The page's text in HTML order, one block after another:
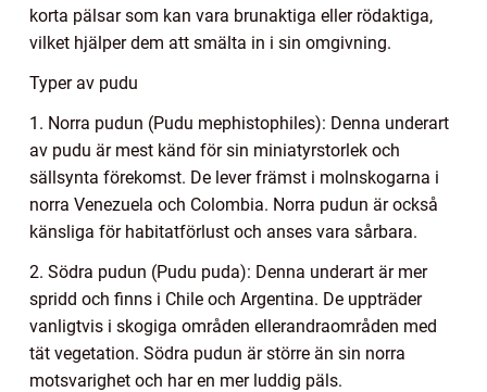
korta pälsar som kan vara brunaktiga eller rödaktiga,
vilket hjälper dem att smälta in i sin omgivning.
Typer av pudu
1. Norra pudun (Pudu mephistophiles): Denna underart
av pudu är mest känd för sin miniatyrstorlek och
sällsynta förekomst. De lever främst i molnskogarna i
norra Venezuela och Colombia. Norra pudun är också
känsliga för habitatförlust och anses vara sårbara.
2. Södra pudun (Pudu puda): Denna underart är mer
spridd och finns i Chile och Argentina. De uppträder
vanligtvis i skogiga områden ellerandraområden med
tät vegetation. Södra pudun är större än sin norra
motsvarighet och har en mer luddig päls.